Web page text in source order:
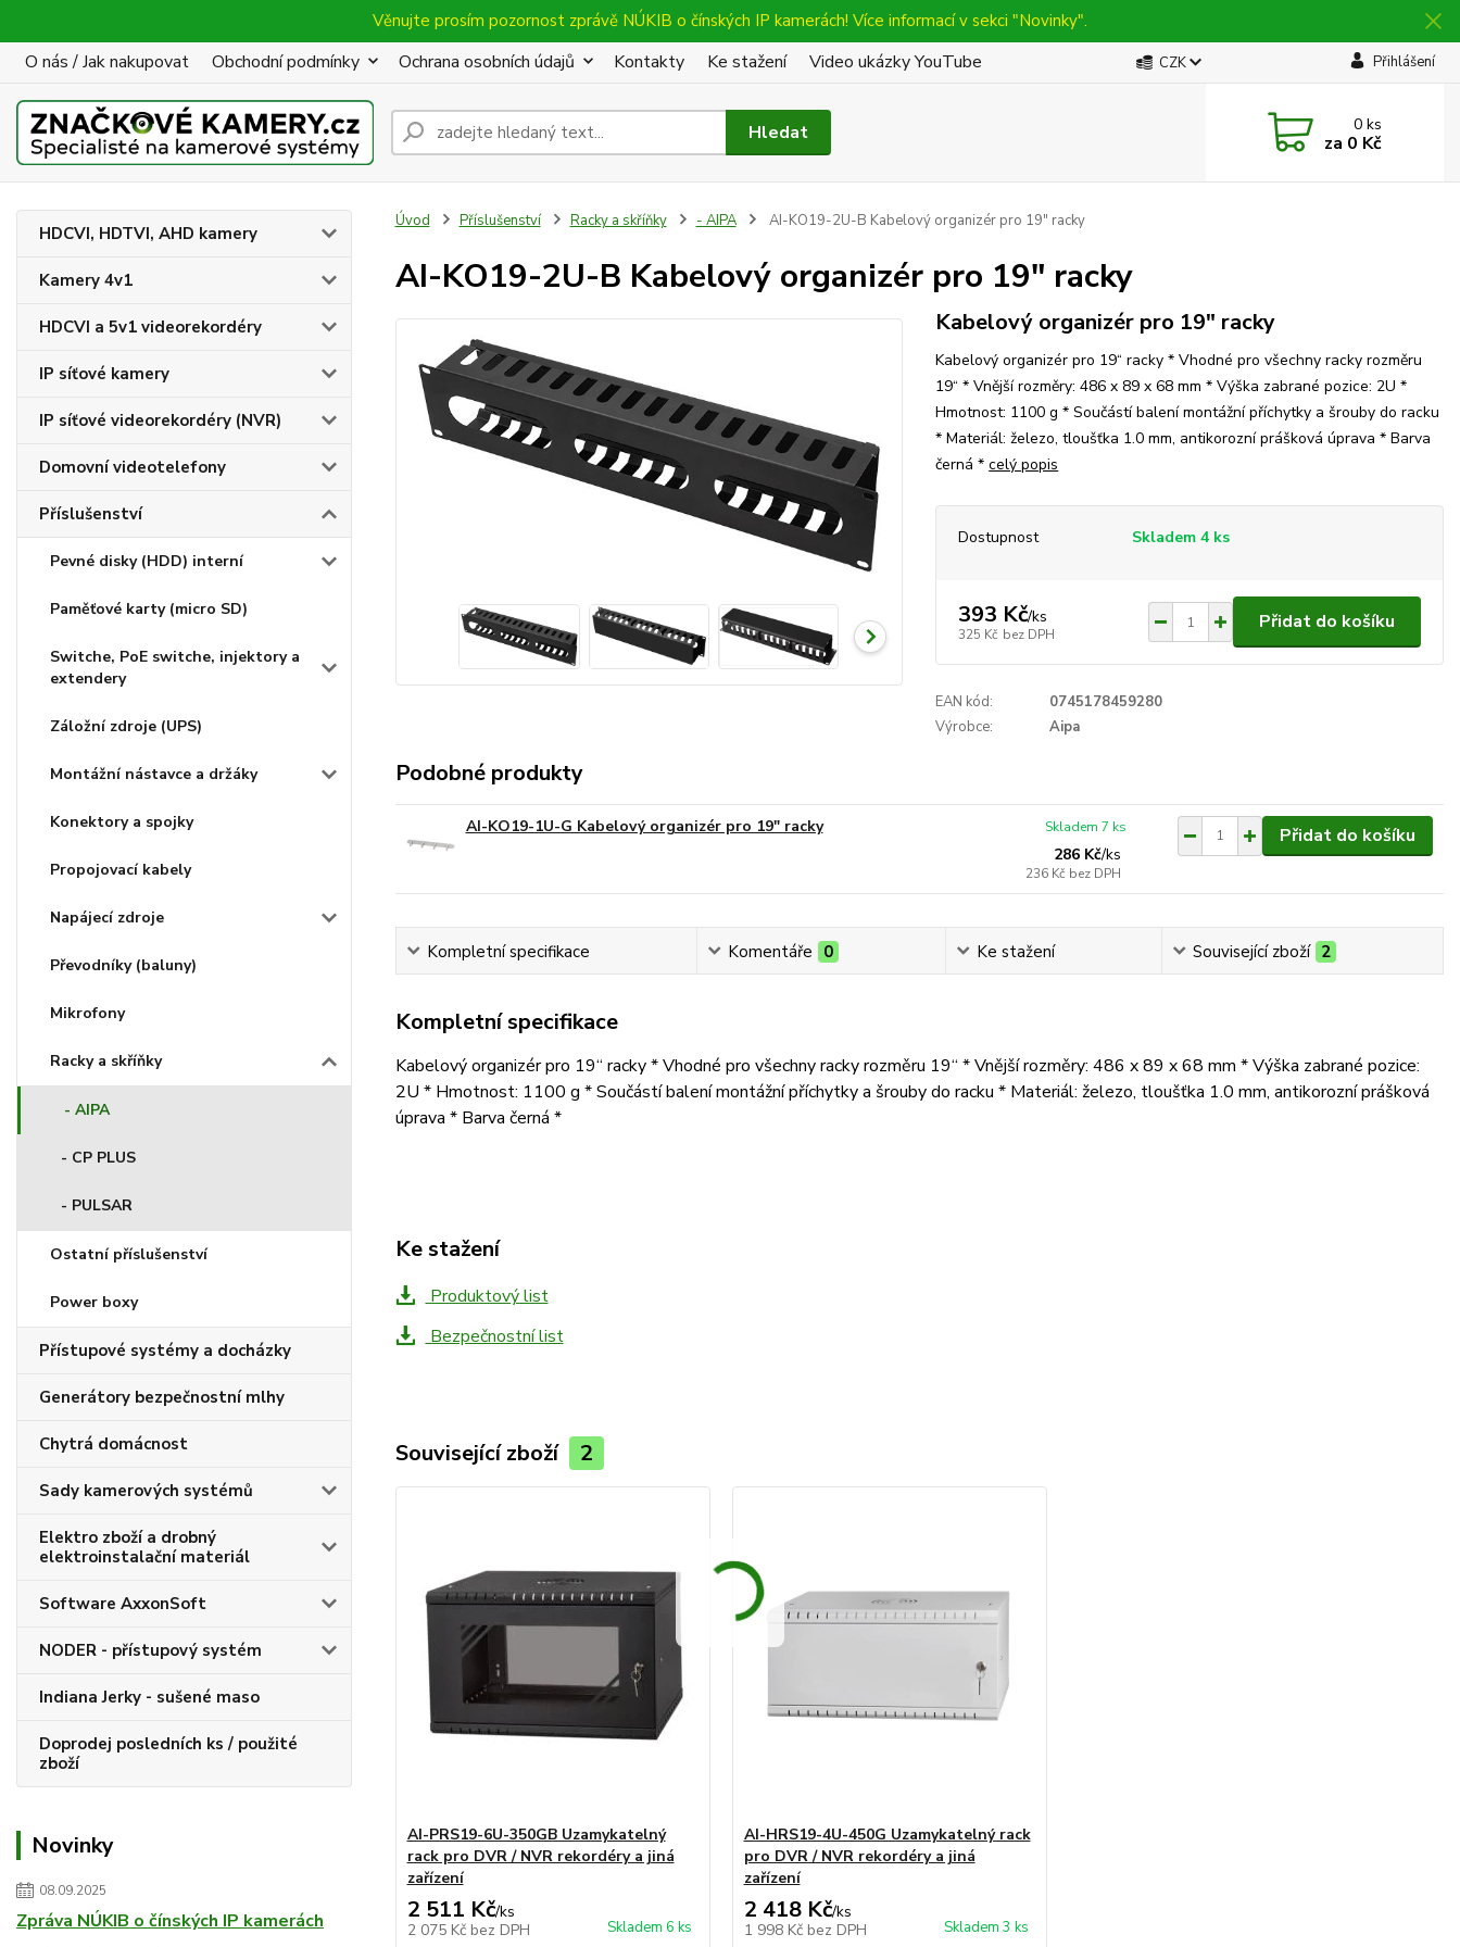
Věnujte prosím pozornost zprávě NÚKIB o čínských IP kamerách! Více informací v sekci "Novinky".
O nás / Jak nakupovat Obchodní podmínky Ochrana osobních údajů Kontakty Ke stažení Video ukázky YouTube CZK Přihlášení
Hledat 0 ks
za 0 Kč
HDCVI, HDTVI, AHD kamery
Kamery 4v1
HDCVI a 5v1 videorekordéry
IP síťové kamery
IP síťové videorekordéry (NVR)
Domovní videotelefony
Příslušenství
Pevné disky (HDD) interní
Paměťové karty (micro SD)
Switche, PoE switche, injektory a
extendery
Záložní zdroje (UPS)
Montážní nástavce a držáky
Konektory a spojky
Propojovací kabely
Napájecí zdroje
Převodníky (baluny)
Mikrofony
Racky a skříňky
- AIPA
- CP PLUS
- PULSAR
Ostatní příslušenství
Power boxy
Přístupové systémy a docházky
Generátory bezpečnostní mlhy
Chytrá domácnost
Sady kamerových systémů
Elektro zboží a drobný
elektroinstalační materiál
Software AxxonSoft
NODER - přístupový systém
Indiana Jerky - sušené maso
Doprodej posledních ks / použité
zboží
Novinky
08.09.2025
Zpráva NÚKIB o čínských IP kamerách
Úvod Příslušenství Racky a skříňky - AIPA AI-KO19-2U-B Kabelový organizér pro 19" racky
AI-KO19-2U-B Kabelový organizér pro 19" racky
Kabelový organizér pro 19" racky
Kabelový organizér pro 19“ racky * Vhodné pro všechny racky rozměru
19“ * Vnější rozměry: 486 x 89 x 68 mm * Výška zabrané pozice: 2U *
Hmotnost: 1100 g * Součástí balení montážní příchytky a šrouby do racku
* Materiál: železo, tloušťka 1.0 mm, antikorozní prášková úprava * Barva
černá *celý popis
Dostupnost Skladem 4 ks
393 Kč/ks
325 Kč bez DPH
Přidat do košíku
EAN kód:
0745178459280
Výrobce:
Aipa
Podobné produkty
AI-KO19-1U-G Kabelový organizér pro 19" racky
286 Kč/ks
236 Kč bez DPH
Skladem 7 ks Přidat do košíku
Kompletní specifikace Komentáře 0 Ke stažení Související zboží 2
Kompletní specifikace
Kabelový organizér pro 19“ racky * Vhodné pro všechny racky rozměru 19“ * Vnější rozměry: 486 x 89 x 68 mm * Výška zabrané pozice:
2U * Hmotnost: 1100 g * Součástí balení montážní příchytky a šrouby do racku * Materiál: železo, tloušťka 1.0 mm, antikorozní prášková
úprava * Barva černá *
Ke stažení
Produktový list
Bezpečnostní list
Související zboží 2
AI-PRS19-6U-350GB Uzamykatelný
rack pro DVR / NVR rekordéry a jiná
zařízení
2 511 Kč/ks
2 075 Kč bez DPH Skladem 6 ks
AI-HRS19-4U-450G Uzamykatelný rack
pro DVR / NVR rekordéry a jiná
zařízení
2 418 Kč/ks
1 998 Kč bez DPH Skladem 3 ks